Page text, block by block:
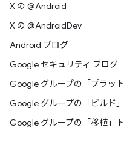
X の @Android
X の @AndroidDev
Android ブログ
Google セキュリティ ブログ
Google グループの「プラッ
Google グループの「ビルド
Google グループの「移植」